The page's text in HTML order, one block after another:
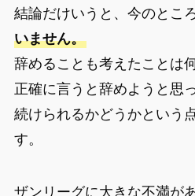
結論だけいうと、今のとこ
いません。
辞めることも考えたことは
正確に言うと辞めようと思
続けられるかどうかという
す。
ザンリーグに大きな不満が